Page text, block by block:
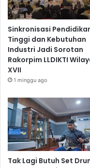
Sinkronisasi
Tinggi dan Kebutuhan
Industri Jadi Sorotan
Rakorpim LLDIKTI
XVII
1 minggu ago
Tak Lagi Butuh Set